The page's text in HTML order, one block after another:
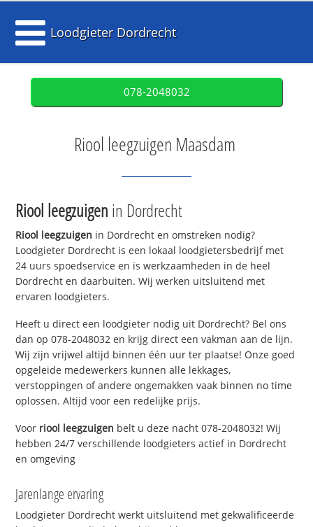
Loodgieter Dordrecht
078-2048032
Riool leegzuigen Maasdam
Riool leegzuigen in Dordrecht
Riool leegzuigen in Dordrecht en omstreken nodig?
Loodgieter Dordrecht is een lokaal loodgietersbedrijf met
24 uurs spoedservice en is werkzaamheden in de heel
Dordrecht en daarbuiten. Wij werken uitsluitend met
ervaren loodgieters.
Heeft u direct een loodgieter nodig uit Dordrecht? Bel ons
dan op 078-2048032 en krijg direct een vakman aan de lijn.
Wij zijn vrijwel altijd binnen één uur ter plaatse! Onze goed
opgeleide medewerkers kunnen alle lekkages,
verstoppingen of andere ongemakken vaak binnen no time
oplossen. Altijd voor een redelijke prijs.
Voor riool leegzuigen belt u deze nacht 078-2048032! Wij
hebben 24/7 verschillende loodgieters actief in Dordrecht
en omgeving
Jarenlange ervaring
Loodgieter Dordrecht werkt uitsluitend met gekwalificeerde